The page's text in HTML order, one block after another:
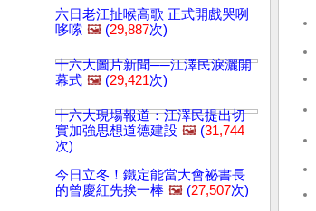
六日老江扯喉高歌 正式開戲哭咧
哆嗦 🖼️ (29,887次)
十六大圖片新聞──江澤民淚灑開
幕式 🖼️ (29,421次)
十六大現場報道：江澤民提出切
實加強思想道德建設 🖼️ (31,744
次)
今日立冬！鐵定能當大會祕書長
的曾慶紅先挨一棒 🖼️ (27,507次)